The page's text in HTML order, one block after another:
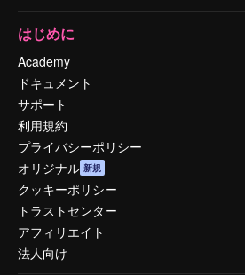
はじめに
Academy
ドキュメント
サポート
利用規約
プライバシーポリシー
オリジナル 新規
クッキーポリシー
トラストセンター
アフィリエイト
法人向け